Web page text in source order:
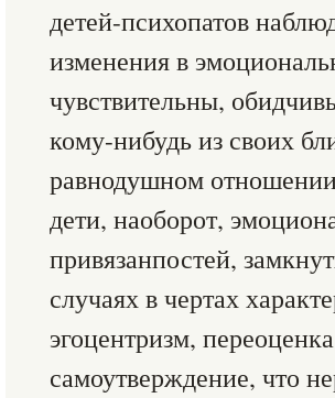
детей-психопатов
изменения в
чувствительны,
кому-нибудь из своих
равнодушном
дети, наоборот,
привязанпостей,
случаях в чертах
эгоцентризм,
самоутверждение, что